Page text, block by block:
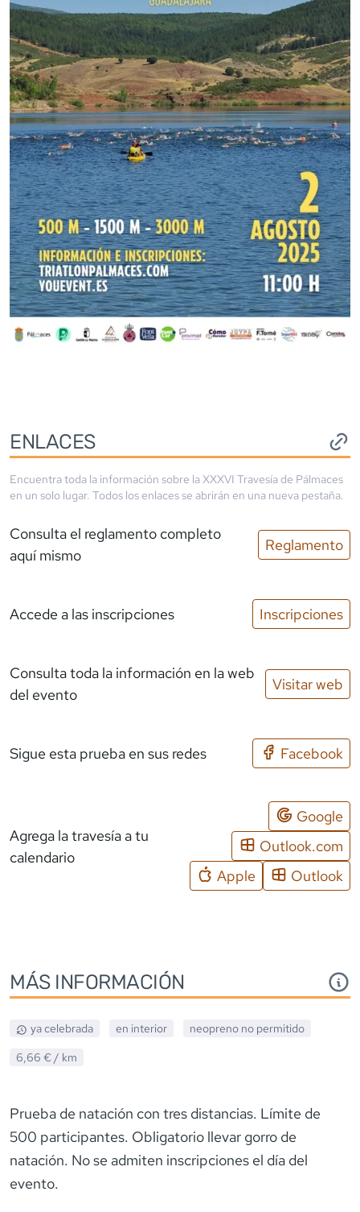
ENLACES
Encuentra toda la información sobre laXXXVI Travesía de Pálmaces
en un solo lugar. Todos los enlaces se abrirán en una nueva pestaña.
Consulta el reglamento completo
aquí mismo
Reglamento
Accede a las inscripciones Inscripciones
Consulta toda la información en la web
del evento
Visitar web
Sigue esta prueba en sus redes Facebook
Agrega la travesía a tu
calendario
Google
Outlook.com
Apple
Outlook
MÁS INFORMACIÓN
ya celebrada en interior neopreno no permitido
6,66 € / km
Prueba de natación con tres distancias. Límite de
500 participantes. Obligatorio llevar gorro de
natación. No se admiten inscripciones el día del
evento.